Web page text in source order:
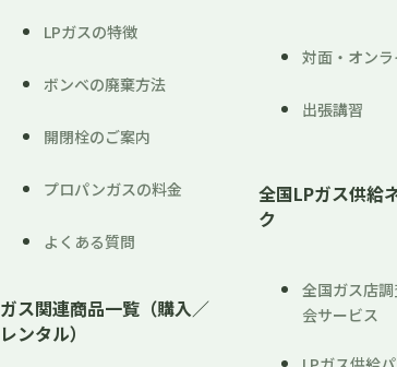
LPガスの特徴
ボンベの廃棄方法
開閉栓のご案内
プロパンガスの料金
よくある質問
ガス関連商品一覧（購入／
レンタル）
対面・オン
出張講習
全国LPガス供給
ク
全国ガス店
会サービス